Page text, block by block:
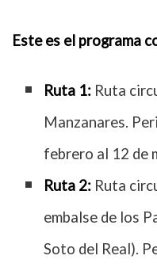
Este es el programa
Ruta 1: Ruta
Manzanares.
febrero al 12 de
Ruta 2: Ruta
embalse de los
Soto del Real).